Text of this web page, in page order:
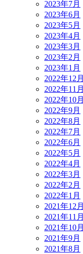
2023年7月
2023年6月
2023年5月
2023年4月
2023年3月
2023年2月
2023年1月
2022年12月
2022年11月
2022年10月
2022年9月
2022年8月
2022年7月
2022年6月
2022年5月
2022年4月
2022年3月
2022年2月
2022年1月
2021年12月
2021年11月
2021年10月
2021年9月
2021年8月